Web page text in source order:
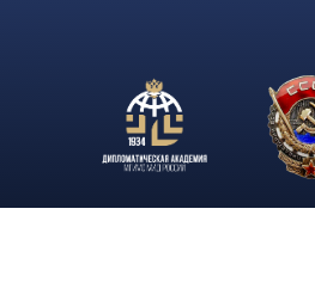
России приняли участие в
патриотическом концерте
подготовки силовых структур «К-
безопасности «Кремль-9» в